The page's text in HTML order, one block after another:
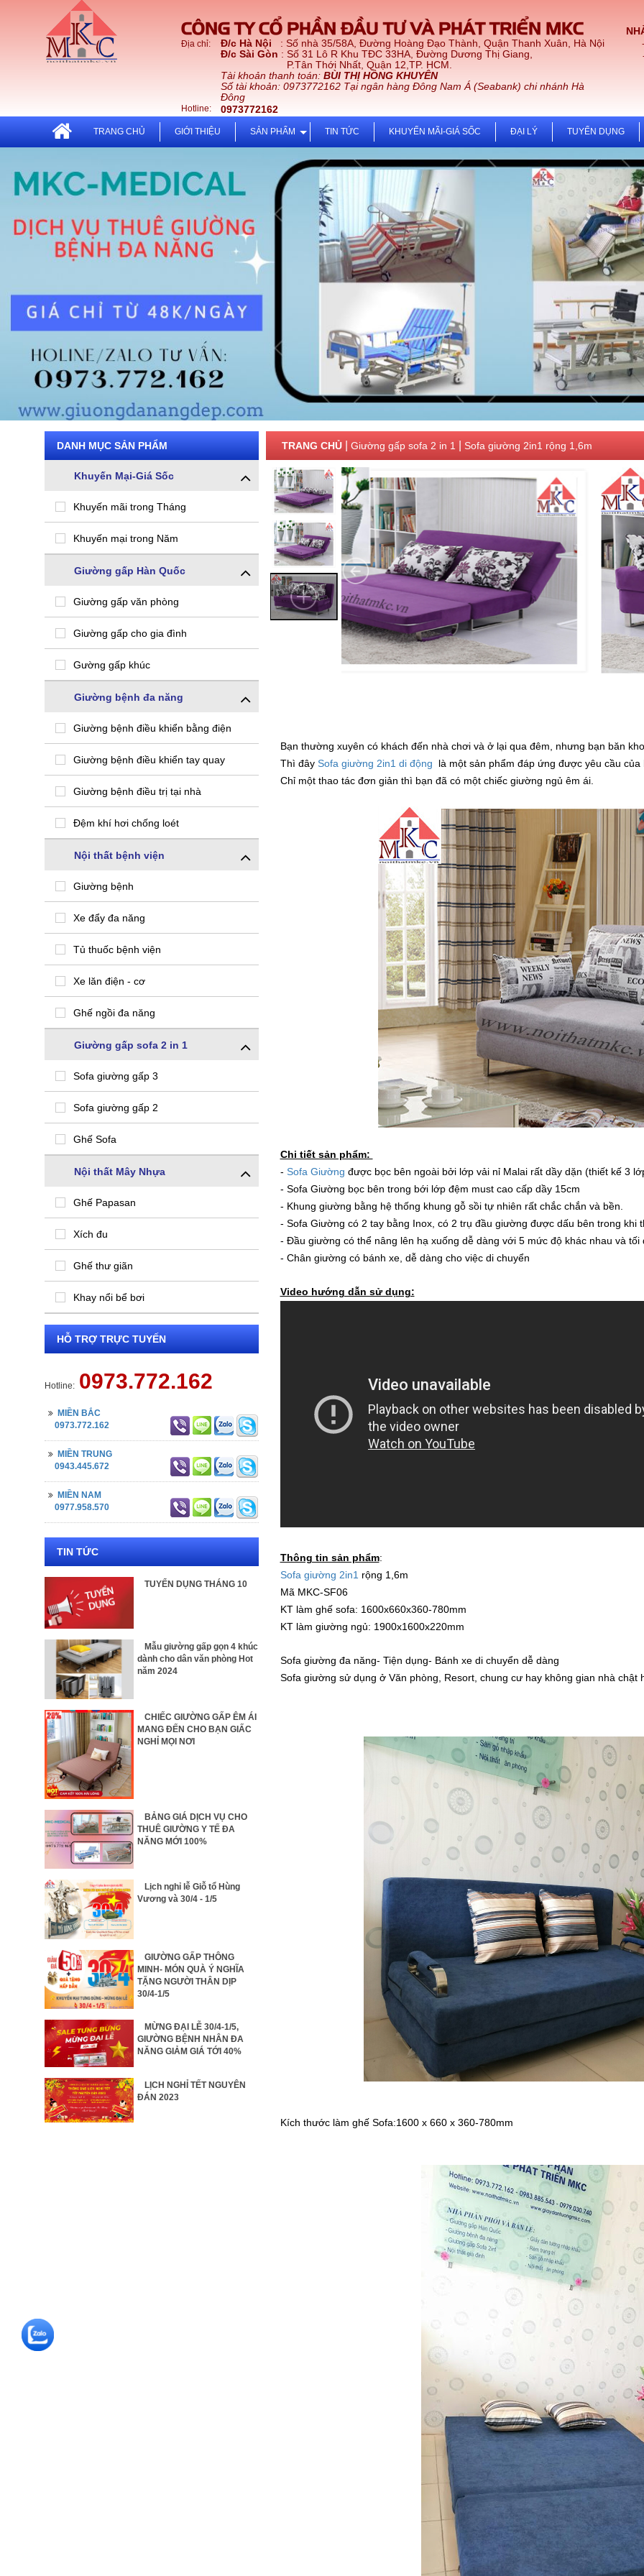
CÔNG TY CỔ PHẦN ĐẦU TƯ VÀ PHÁT TRIỂN MKC
Địa chỉ: Đ/c Hà Nội : Số nhà 35/58A, Đường Hoàng Đạo Thành, Quận Thanh Xuân, Hà Nội
Đ/c Sài Gòn : Số 31 Lô R Khu TĐC 33HA, Đường Dương Thị Giang,
P.Tân Thới Nhất, Quận 12,TP. HCM.
Tài khoản thanh toán: BÙI THỊ HỒNG KHUYÊN
Số tài khoản: 0973772162 Tại ngân hàng Đông Nam Á (Seabank) chi nhánh Hà
Đông
Hotline: 0973772162
TRANG CHỦ GIỚI THIỆU SẢN PHẨM TIN TỨC KHUYẾN MÃI-GIÁ SỐC ĐẠI LÝ TUYỂN DỤNG
DANH MỤC SẢN PHẨM
Khuyến Mại-Giá Sốc
Khuyến mãi trong Tháng
Khuyến mại trong Năm
Giường gấp Hàn Quốc
Giường gấp văn phòng
Giường gấp cho gia đình
Gường gấp khúc
Giường bệnh đa năng
Giường bệnh điều khiển bằng điện
Giường bệnh điều khiển tay quay
Giường bệnh điều trị tại nhà
Đệm khí hơi chống loét
Nội thất bệnh viện
Giường bệnh
Xe đẩy đa năng
Tủ thuốc bệnh viện
Xe lăn điện - cơ
Ghế ngồi đa năng
Giường gấp sofa 2 in 1
Sofa giường gấp 3
Sofa giường gấp 2
Ghế Sofa
Nội thất Mây Nhựa
Ghế Papasan
Xích đu
Ghế thư giãn
Khay nổi bể bơi
HỖ TRỢ TRỰC TUYẾN
Hotline: 0973.772.162
MIỀN BẮC
0973.772.162
MIỀN TRUNG
0943.445.672
MIỀN NAM
0977.958.570
TIN TỨC
TUYỂN DỤNG THÁNG 10
Mẫu giường gấp gọn 4 khúc
dành cho dân văn phòng Hot
năm 2024
CHIẾC GIƯỜNG GẤP ÊM ÁI
MANG ĐẾN CHO BẠN GIẤC
NGHỈ MỌI NƠI
BẢNG GIÁ DỊCH VỤ CHO
THUÊ GIƯỜNG Y TẾ ĐA
NĂNG MỚI 100%
Lịch nghỉ lễ Giỗ tổ Hùng
Vương và 30/4 - 1/5
GIƯỜNG GẤP THÔNG
MINH- MÓN QUÀ Ý NGHĨA
TẶNG NGƯỜI THÂN DỊP
30/4-1/5
MỪNG ĐẠI LỄ 30/4-1/5,
GIƯỜNG BỆNH NHÂN ĐA
NĂNG GIẢM GIÁ TỚI 40%
LỊCH NGHỈ TẾT NGUYÊN
ĐÁN 2023
TRANG CHỦ| Giường gấp sofa 2 in 1 Sofa giường 2in1 rộng 1,6m
Bạn thường xuyên có khách đến nhà chơi và ở lại qua đêm, nhưng bạn băn
Thì đây Sofa giường 2in1 di động
là một sản phẩm đáp ứng được yêu cầu
Chỉ một thao tác đơn giản thì bạn đã có một chiếc giường ngủ êm ái.
Chi tiết sản phẩm:
- Sofa Giường được bọc bên ngoài bởi lớp vải nỉ Malai rất dầy dặn (thiết kế 3
- Sofa Giường bọc bên trong bới lớp đệm must cao cấp dầy 15cm
- Khung giường bằng hệ thống khung gỗ sồi tự nhiên rất chắc chắn và bền.
- Sofa Giường có 2 tay bằng Inox, có 2 trụ đầu giường được dấu bên trong khi
- Đầu giường có thể nâng lên hạ xuống dễ dàng với 5 mức độ khác nhau và tối
- Chân giường có bánh xe, dễ dàng cho việc di chuyển
Video hướng dẫn sử dụng:
Thông tin sản phẩm:
Sofa giường 2in1 rộng 1,6m
Mã MKC-SF06
KT làm ghế sofa: 1600x660x360-780mm
KT làm giường ngủ: 1900x1600x220mm
Sofa giường đa năng- Tiện dụng- Bánh xe di chuyển dễ dàng
Sofa giường sử dụng ở Văn phòng, Resort, chung cư hay không gian nhà chật
Kích thước làm ghế Sofa:1600 x 660 x 360-780mm